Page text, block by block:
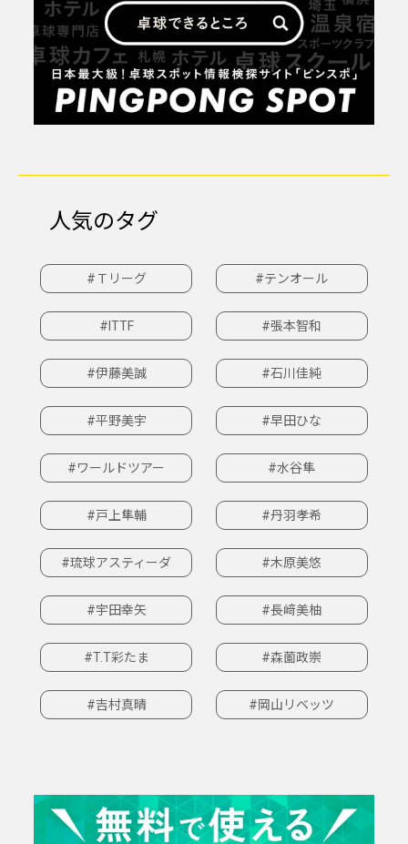
人気のタグ
#Ｔリーグ #テンオール
#ITTF #張本智和
#伊藤美誠 #石川佳純
#平野美宇 #早田ひな
#ワールドツアー #水谷隼
#戸上隼輔 #丹羽孝希
#琉球アスティーダ #木原美悠
#宇田幸矢 #長﨑美柚
#T.T彩たま #森薗政崇
#吉村真晴 #岡山リベッツ